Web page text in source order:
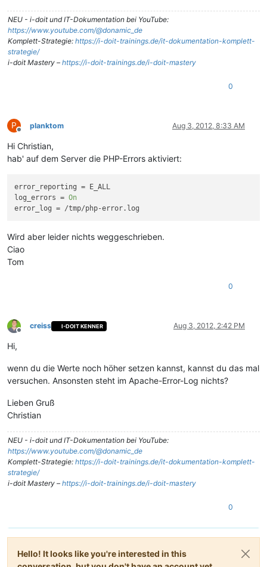
NEU - i-doit und IT-Dokumentation bei YouTube:
https://www.youtube.com/@donamic_de
Komplett-Strategie: https://i-doit-trainings.de/it-dokumentation-komplett-
strategie/
i-doit Mastery – https://i-doit-trainings.de/i-doit-mastery
0
P
Offline
planktom Aug 3, 2012, 8:33 AM
Hi Christian,
hab' auf dem Server die PHP-Errors aktiviert:
error_reporting
log_errors = On
error_log
Wird aber leider nichts weggeschrieben.
Ciao
Tom
0
Offline
creiss I-DOIT KENNER Aug 3, 2012, 2:42 PM
Hi,
wenn du die Werte noch höher setzen kannst, kannst du das mal
versuchen. Ansonsten steht im Apache-Error-Log nichts?
Lieben Gruß
Christian
NEU - i-doit und IT-Dokumentation bei YouTube:
https://www.youtube.com/@donamic_de
Komplett-Strategie: https://i-doit-trainings.de/it-dokumentation-komplett-
strategie/
i-doit Mastery – https://i-doit-trainings.de/i-doit-mastery
0
Hello! It looks like you're interested in this